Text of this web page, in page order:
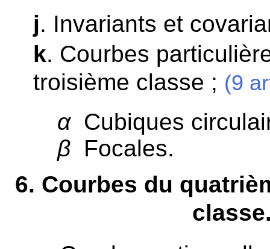
j. Invariants et
k. Courbes
troisième classe ; (9
αCubiques
β Focales.
6. Courbes du